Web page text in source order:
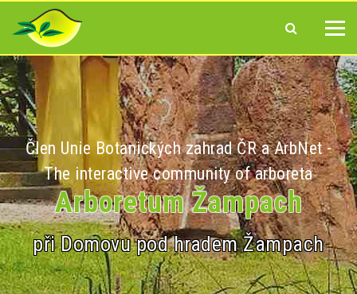
Člen Unie Botanických zahrad ČR a ArbNet -
The interactive community of arboreta
Arboretum Žampach
při Domovu pod hradem Žampach